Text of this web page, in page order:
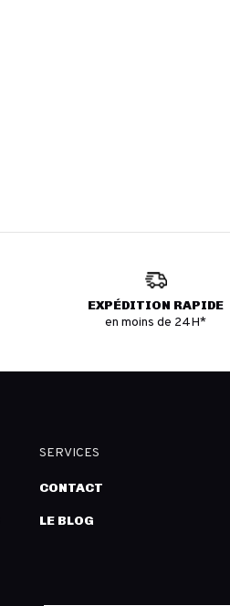
EXPÉDITION RAPIDE
en moins de 24H*
SERVICES
CONTACT
LE BLOG